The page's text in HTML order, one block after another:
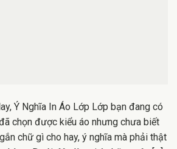
Ý Nghĩa In Áo Lớp Lớp bạn đang có
chọn được kiểu áo nhưng chưa biết
chữ gì cho hay, ý nghĩa mà phải thật